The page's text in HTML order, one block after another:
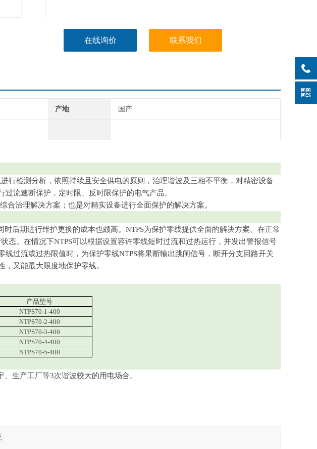
在线询价 联系我们
产地 国产
行检测分析，依照持续且安全供电的原则，治理谐波及三相不平衡，对精密设备
流速断保护，定时限、反时限保护的电气产品。
治理解决方案；也是对精实设备进行全面保护的解决方案。
期进行维护更换的成本也颇高。NTPS为保护零线提供全面的解决方案。在正常
态。在情况下NTPS可以根据设置容许零线短时过流和过热运行，并发出警报信号
过流或过热限值时，为保护零线NTPS将果断输出跳闸信号，断开分支回路开关
又能最大限度地保护零线。
产品型号
NTPS70-1-400
NTPS70-2-400
NTPS70-3-400
NTPS70-4-400
NTPS70-5-400
生产工厂等3次谐波较大的用电场合。